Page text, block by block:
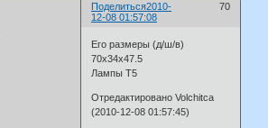
Поделиться 70
2010-
12-08 01:57:08
Его размеры (д/ш/в)
70х34х47.5
Лампы Т5
Отредактировано Volchitca
(2010-12-08 01:57:45)